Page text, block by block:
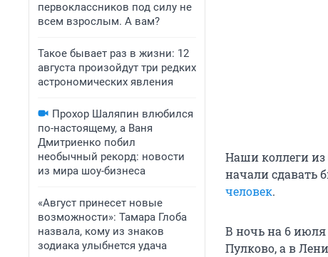
первоклассников под силу не
всем взрослым. А вам?
Такое бывает раз в жизни: 12
августа произойдут три редких
астрономических явления
Прохор Шаляпин влюбился
по-настоящему, а Ваня
Дмитриенко побил
необычный рекорд: новости
из мира шоу-бизнеса
«Август принесет новые
возможности»: Тамара Глоба
назвала, кому из знаков
зодиака улыбнется удача
Наши коллеги из
начали сдавать
человек.
В ночь на 6 июля
Пулково, а в